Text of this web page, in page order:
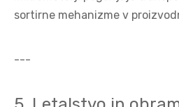
sortirne mehanizme v
---